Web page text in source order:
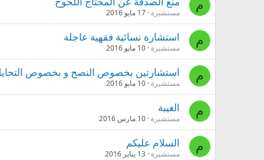
م
مستشيرة 17 مايو 2016
م استشارة نسائية فقهية عاجلة
مستشيرة 10 مايو 2016
م استشارتين بخصوص النصح و بخصوص
مستشيرة 10 مايو 2016
م الغيبة
مستشيرة 10 مارس 2016
م السلام عليكم
مستشيرة 13 يناير 2016